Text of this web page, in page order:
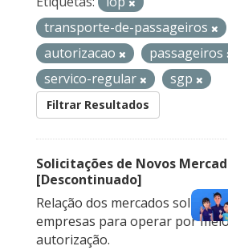
transporte-de-passageiros
autorizacao
passageiros
servico-regular
sgp
Filtrar Resultados
Solicitações de Novos
[Descontinuado]
Relação dos mercados
empresas para operar por
autorização.